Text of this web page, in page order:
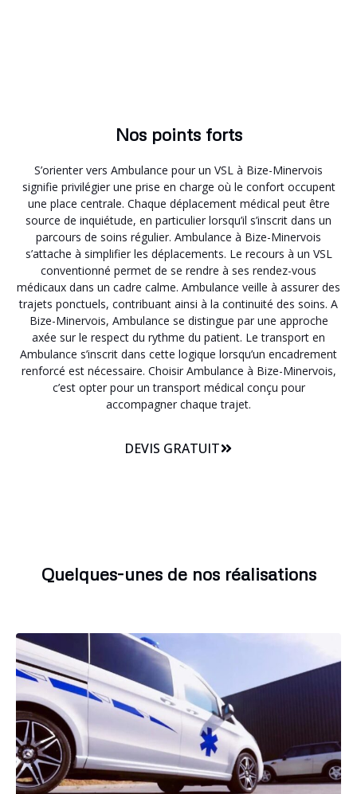
Nos points forts
S’orienter vers Ambulance pour un VSL à Bize-Minervois
signifie privilégier une prise en charge où le confort occupent
une place centrale. Chaque déplacement médical peut être
source de inquiétude, en particulier lorsqu’il s’inscrit dans un
parcours de soins régulier. Ambulance à Bize-Minervois
s’attache à simplifier les déplacements. Le recours à un VSL
conventionné permet de se rendre à ses rendez-vous
médicaux dans un cadre calme. Ambulance veille à assurer des
trajets ponctuels, contribuant ainsi à la continuité des soins. A
Bize-Minervois, Ambulance se distingue par une approche
axée sur le respect du rythme du patient. Le transport en
Ambulance s’inscrit dans cette logique lorsqu’un encadrement
renforcé est nécessaire. Choisir Ambulance à Bize-Minervois,
c’est opter pour un transport médical conçu pour
accompagner chaque trajet.
DEVIS GRATUIT
Quelques-unes de nos réalisations